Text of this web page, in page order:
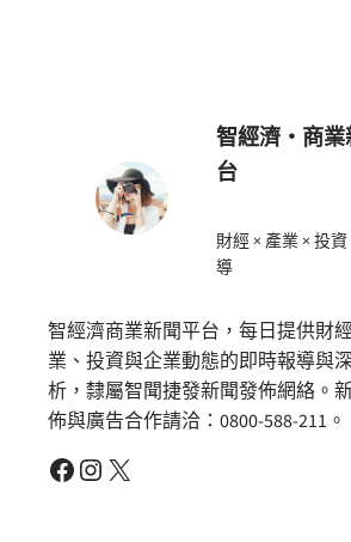
智經濟・商
台
財經 × 產業 × 投
導
智經濟商業新聞平台，每日提供財
業、投資與企業動態的即時報導與
析，隸屬智聞捷發新聞發佈網絡。
佈與廣告合作請洽：0800-588-211。
Facebook Instagram X